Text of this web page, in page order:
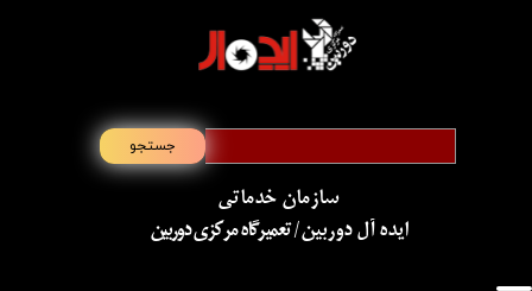
سازمان خدماتی
​​​​​​​ایده آل دوربین/ تعمیرگاه مرکزی دوربین
جستجو